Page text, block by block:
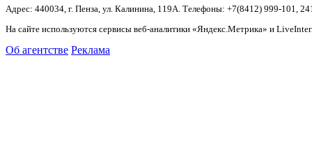
Адрес: 440034, г. Пенза, ул. Калинина, 119А. Телефоны: +7(8412) 999-101,
На сайте используются сервисы веб-аналитики «Яндекс.Метрика» и
Об агентстве Реклама